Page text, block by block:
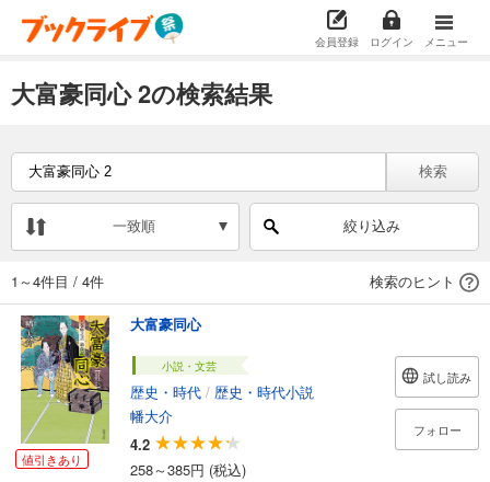
会員登録 ログイン メニュー
大富豪同心 2の検索結果
検索
一致順 絞り込み
1～4件目 / 4件 検索のヒント
値引きあり
大富豪同心
小説・文芸
歴史・時代 / 歴史・時代小説
幡大介
4.2
258～385円 (税込)
試し読み
フォロー